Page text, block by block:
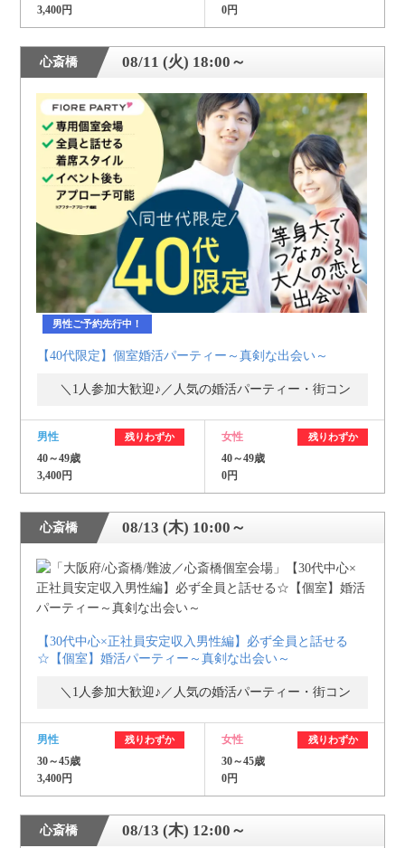
3,400円
0円
心斎橋 08/11 (火) 18:00～
男性ご予約先行中！
【40代限定】個室婚活パーティー～真剣な出会い～
＼1人参加大歓迎♪／人気の婚活パーティー・街コン
男性 残りわずか
40～49歳
3,400円
女性 残りわずか
40～49歳
0円
心斎橋 08/13 (木) 10:00～
【30代中心×正社員安定収入男性編】必ず全員と話せる
☆【個室】婚活パーティー～真剣な出会い～
＼1人参加大歓迎♪／人気の婚活パーティー・街コン
男性 残りわずか
30～45歳
3,400円
女性 残りわずか
30～45歳
0円
心斎橋 08/13 (木) 12:00～